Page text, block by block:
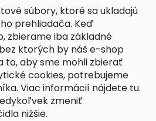
súbory, ktoré sa ukladajú
prehliadača. Keď
zbierame iba základné
ktorých by náš e-shop
to, aby sme mohli zbierať
cookies, potrebujeme
Viac informácií nájdete tu.
zmeniť
nižšie.
spongr.cz